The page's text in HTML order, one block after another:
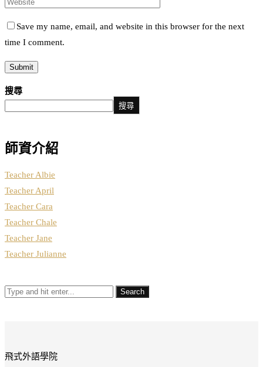
Save my name, email, and website in this browser for the next
time I comment.
搜尋
搜尋
師資介紹
Teacher Albie
Teacher April
Teacher Cara
Teacher Chale
Teacher Jane
Teacher Julianne
飛式外語學院